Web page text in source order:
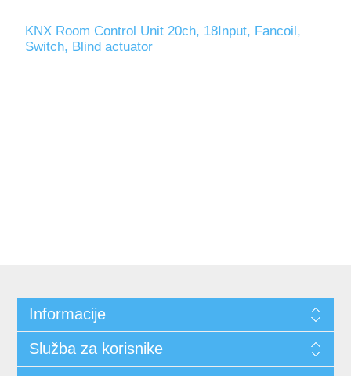
KNX Room Control Unit 20ch, 18Input, Fancoil,
Switch, Blind actuator
Informacije
Služba za korisnike